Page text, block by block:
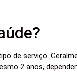
de serviço.
2 anos,